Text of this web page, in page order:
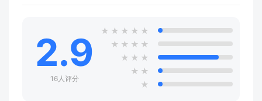
2.9
16人评分
★ ★ ★ ★ ★
★ ★ ★ ★
★ ★ ★
★ ★
★